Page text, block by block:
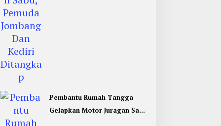
Pembantu Rumah Tangga
Gelapkan Motor Juragan Sapi